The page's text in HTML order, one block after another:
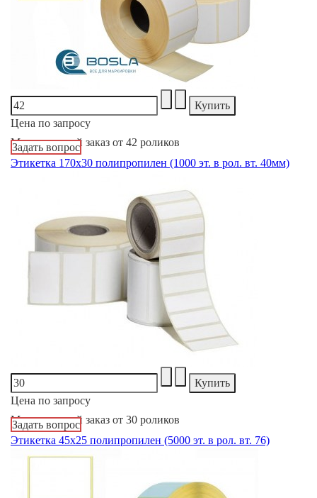
Цена по запросу
Минимальный заказ от 42 роликов
Задать вопрос
Этикетка 170х30 полипропилен (1000 эт. в рол. вт. 40мм)
Цена по запросу
Минимальный заказ от 30 роликов
Задать вопрос
Этикетка 45х25 полипропилен (5000 эт. в рол. вт. 76)